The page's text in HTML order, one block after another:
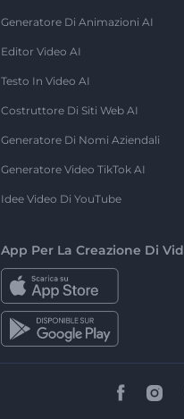
Generatore Di Animazioni AI
Editor Video AI
Testo In Video AI
Costruttore Di Siti Web AI
Generatore Di Nomi Aziendali
Generatore Video TikTok AI
Idee Video Di YouTube
App Per La Creazione Di